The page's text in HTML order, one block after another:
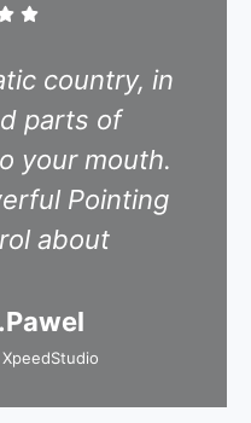
country, in
parts of
your mouth.
Pointing
about